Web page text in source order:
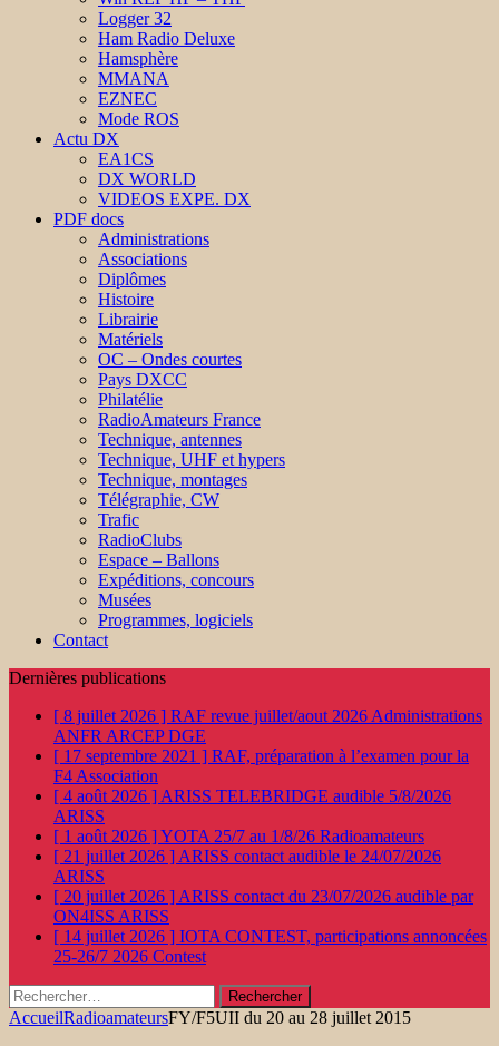
Logger 32
Ham Radio Deluxe
Hamsphère
MMANA
EZNEC
Mode ROS
Actu DX
EA1CS
DX WORLD
VIDEOS EXPE. DX
PDF docs
Administrations
Associations
Diplômes
Histoire
Librairie
Matériels
OC – Ondes courtes
Pays DXCC
Philatélie
RadioAmateurs France
Technique, antennes
Technique, UHF et hypers
Technique, montages
Télégraphie, CW
Trafic
RadioClubs
Espace – Ballons
Expéditions, concours
Musées
Programmes, logiciels
Contact
Dernières publications
[ 8 juillet 2026 ] RAF revue juillet/aout 2026 Administrations
ANFR ARCEP DGE
[ 17 septembre 2021 ] RAF, préparation à l’examen pour la
F4 Association
[ 4 août 2026 ] ARISS TELEBRIDGE audible 5/8/2026
ARISS
[ 1 août 2026 ]YOTA 25/7 au 1/8/26 Radioamateurs
[ 21 juillet 2026 ] ARISS contact audible le 24/07/2026
ARISS
[ 20 juillet 2026 ] ARISS contact du 23/07/2026 audible par
ON4ISS ARISS
[ 14 juillet 2026 ] IOTA CONTEST, participations annoncées
25-26/7 2026 Contest
Rechercher :
AccueilRadioamateursFY/F5UII du 20 au 28 juillet 2015